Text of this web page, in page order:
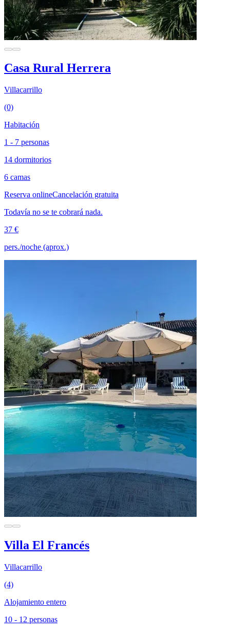
Casa Rural Herrera
Villacarrillo
(0)
Habitación
1 - 7 personas
14 dormitorios
6 camas
Reserva onlineCancelación gratuita
Todavía no se te cobrará nada.
37 €
pers./noche (aprox.)
Villa El Francés
Villacarrillo
(4)
Alojamiento entero
10 - 12 personas